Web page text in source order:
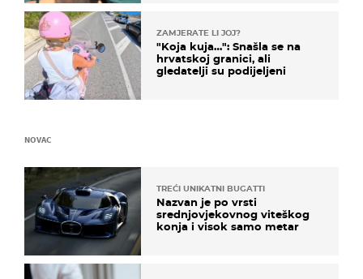
ZAMJERATE LI JOJ?
"Koja kuja…": Snašla se na
hrvatskoj granici, ali
gledatelji su podijeljeni
NOVAC
TREĆI UNIKATNI BUGATTI
Nazvan je po vrsti
srednjovjekovnog viteškog
konja i visok samo metar